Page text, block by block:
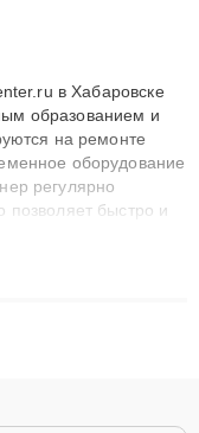
в Хабаровске
образованием и
на ремонте
оборудование
регулярно
позволяет быстро и
решают